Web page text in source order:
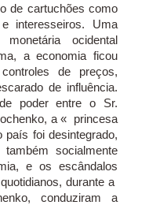
de cartuchões como
interesseiros. Uma
ocidental
a economia ficou
de preços,
de influência.
poder entre o Sr.
a « princesa
foi desintegrado,
socialmente
e os escândalos
durante a
conduziram a